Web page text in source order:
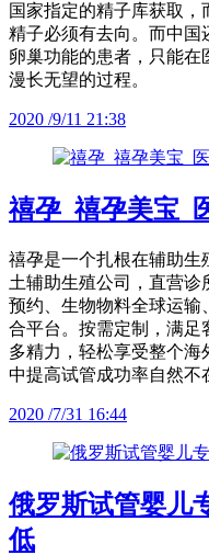
国家指定的精子库获取
精子必须有去向。而中国
卵巢功能的患者，只能
漫长无望的过程。
2020 /9/11 21:38
禧孕_禧孕美宝_
禧孕是一个扎根在辅助生
土辅助生殖公司，直营诊
预约、生物物料全球运输
合平台。按需定制，满足
多精力，轻松享受整个海
中提高试管成功率自然不
2020 /7/31 16:44
俄罗斯试管婴儿
低